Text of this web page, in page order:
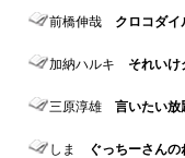
前橋伸哉 クロコダイ
加納ハルキ それいけ
三原淳雄 言いたい放
しま ぐっちーさんの